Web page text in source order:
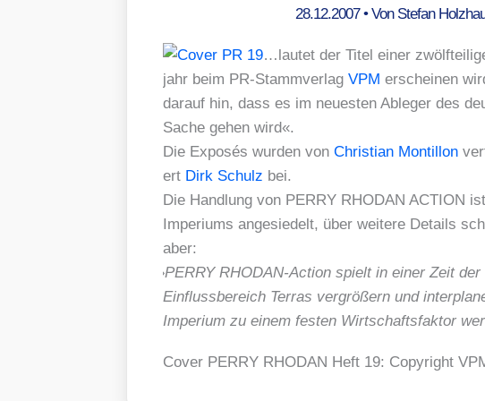
28.12.2007• Von Stefan
…lau­tet der Titel einer
jahr beim PR-Stamm­ver­lag VPM erschei­nen
dar­auf hin, dass es im neu­es­ten Able­ger des
Sache gehen wird«.
Die Expo­sés wur­den von Chris­ti­an Mon­til­lon
ert Dirk Schulz bei.
Die Hand­lung von PERRY RHODAN ACTION
Impe­ri­ums ange­sie­delt, über wei­te­re Details
aber:
»PERRY RHO­DAN-Action spielt in einer Zeit
Ein­fluss­be­reich Ter­ras ver­grö­ßern und
Impe­ri­um zu einem fes­ten Wirt­schafts­fak­tor
Cover PERRY RHODAN Heft 19: Copy­right